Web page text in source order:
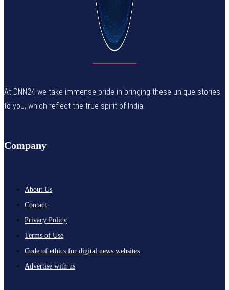
At DNN24 we take immense pride in bringing these unique stories
to you, which reflect the true spirit of India.
Company
About Us
Contact
Privacy Policy
Terms of Use
Code of ethics for digital news websites
Advertise with us